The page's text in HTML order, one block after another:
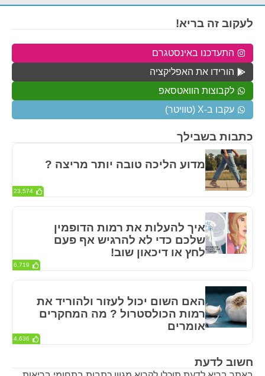
חשוב לדעת
כתבות בשבילך
מדוע הליכה טובה יותר מריצה ?
23,574
איך להעלות את רמות הדופמין
שלכם כדי לא להרגיש אף פעם
לחץ או דיכאון שוב!
6,719
האם השום יכול לעזור ולהוריד את
רמות הכולסטרול ? מה המחקרים
אומרים
4,636
לעקוב זה בריא!
התעדכנו באינסטגרם
הורידו את האפליקציה
לקבוצות הוואטסאפ
עקבו ב-X (טוויטר)